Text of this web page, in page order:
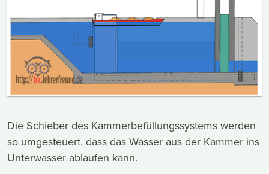
Die Schieber des Kammerbefüllungssystems werden
so umgesteuert, dass das Wasser aus der Kammer ins
Unterwasser ablaufen kann.